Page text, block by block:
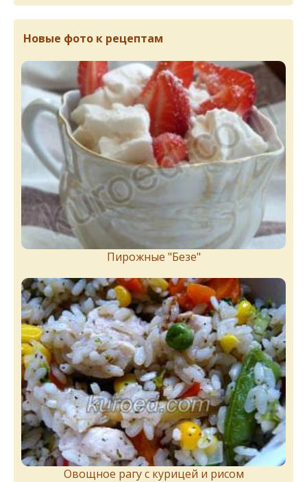
Новые фото к рецептам
Пирожныe "Бeзe"
Овощное рагу с курицей и рисом